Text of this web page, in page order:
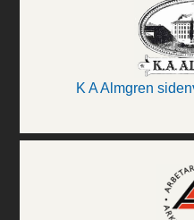
K A Almgren